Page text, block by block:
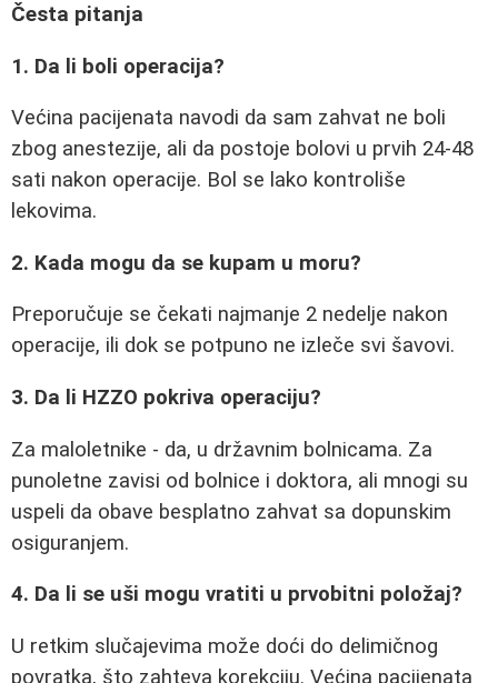
Česta pitanja
1. Da li boli operacija?
Većina pacijenata navodi da sam zahvat ne boli
zbog anestezije, ali da postoje bolovi u prvih 24-48
sati nakon operacije. Bol se lako kontroliše
lekovima.
2. Kada mogu da se kupam u moru?
Preporučuje se čekati najmanje 2 nedelje nakon
operacije, ili dok se potpuno ne izleče svi šavovi.
3. Da li HZZO pokriva operaciju?
Za maloletnike - da, u državnim bolnicama. Za
punoletne zavisi od bolnice i doktora, ali mnogi su
uspeli da obave besplatno zahvat sa dopunskim
osiguranjem.
4. Da li se uši mogu vratiti u prvobitni položaj?
U retkim slučajevima može doći do delimičnog
povratka, što zahteva korekciju. Većina pacijenata